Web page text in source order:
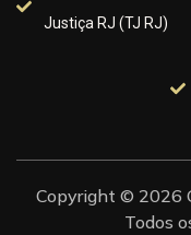
Justiça RJ (TJ RJ)
Copyright © 2026
Todos